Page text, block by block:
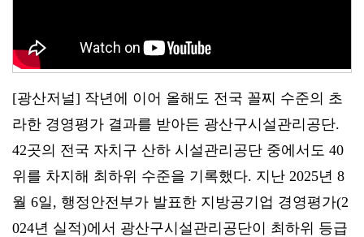
[광산저널] 작년에 이어 올해도 전국 꼴찌 수준의 초
라한 경영평가 결과를 받아든 광산구시설관리공단.
42곳의 전국 자치구 산하 시설관리공단 중에서도 40
위를 차지해 최하위 수준을 기록했다. 지난 2025년 8
월 6일, 행정안전부가 발표한 지방공기업 경영평가(2
024년 실적)에서 광산구시설관리공단이 최하위 등급